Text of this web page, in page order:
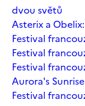
dvou světů
Asterix a
Festival
Festival
Festival
Aurora's Sunrise
Festival